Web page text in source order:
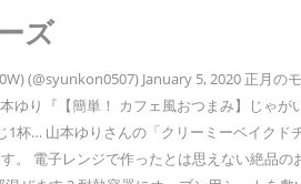
ズ
(@syunkon0507) January 5, 2020 正月の
ゆり『【簡単！ カフェ風おつまみ】じゃ
1杯… 山本ゆりさんの「クリーミーベイク
。 電子レンジで作ったとは思えない絶品